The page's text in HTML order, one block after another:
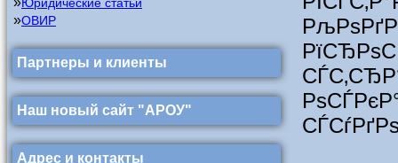
»ОВИР
Партнеры и клиенты
Наш новый сайт "АРОУ"
Адрес и контакты